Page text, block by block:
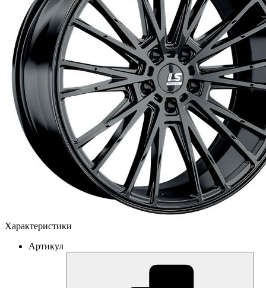
Характеристики
Артикул